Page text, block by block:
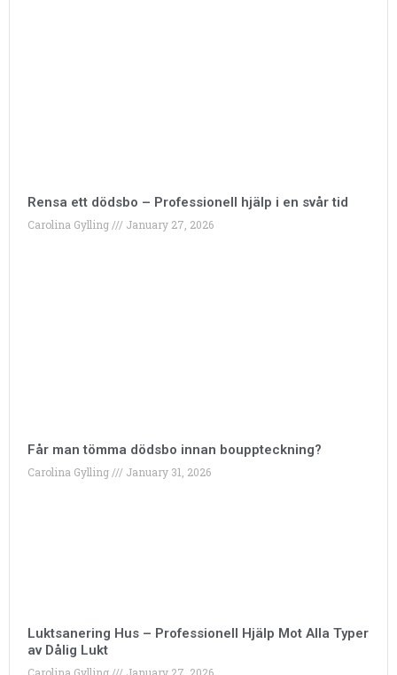
Rensa ett dödsbo – Professionell hjälp i en svår tid
Carolina Gylling January 27, 2026
Får man tömma dödsbo innan bouppteckning?
Carolina Gylling January 31, 2026
Luktsanering Hus – Professionell Hjälp Mot Alla Typer
av Dålig Lukt